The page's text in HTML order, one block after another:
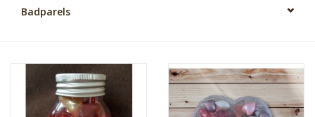
Verpakking
Badparels